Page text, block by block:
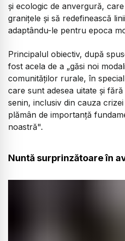
și ecologic de anvergură,
granițele și să redefinească
adaptându-le pentru epoca
Principalul obiectiv, după
fost acela de a „găsi noi
comunităților rurale, în
care sunt adesea uitate și
senin, inclusiv din cauza
plămân de importanță
noastră".
Nuntă surprinzătoare în